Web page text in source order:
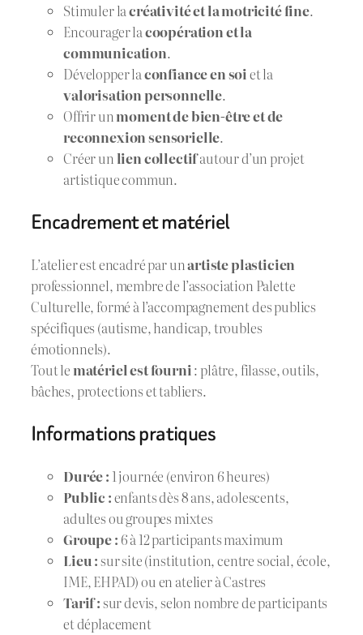
Stimuler lacréativité et la motricité fine.
Encourager lacoopération et la
communication.
Développer laconfiance en soiet la
valorisation personnelle.
Offrir unmoment de bien-être et de
reconnexion sensorielle.
Créer un lien collectifautour d’un projet
artistique commun.
Encadrement et matériel
L’atelier est encadré par unartiste plasticien
professionnel, membre de l’association Palette
Culturelle, formé à l’accompagnement des publics
spécifiques (autisme, handicap, troubles
émotionnels).
Tout le matériel est fourni: plâtre, filasse, outils,
bâches, protections et tabliers.
Informations pratiques
Durée : 1 journée (environ 6 heures)
Public :enfants dès 8 ans, adolescents,
adultes ou groupes mixtes
Groupe : 6 à 12 participants maximum
Lieu :sur site (institution, centre social, école,
IME, EHPAD) ou en atelier à Castres
Tarif :sur devis, selon nombre de participants
et déplacement